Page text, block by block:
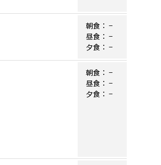
朝食： −
昼食： −
夕食： −
朝食： −
昼食： −
夕食： −